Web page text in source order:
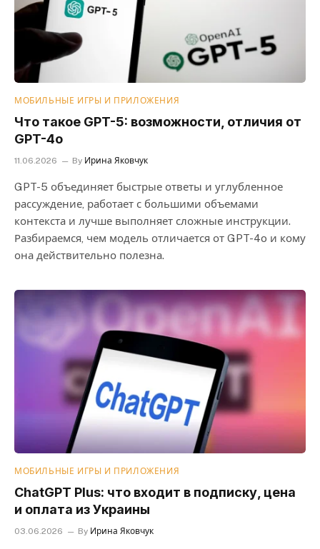
МОБИЛЬНЫЕ ИГРЫ И ПРИЛОЖЕНИЯ
Что такое GPT-5: возможности, отличия от
GPT-4o
11.06.2026 By Ирина Яковчук
GPT-5 объединяет быстрые ответы и углубленное
рассуждение, работает с большими объемами
контекста и лучше выполняет сложные инструкции.
Разбираемся, чем модель отличается от GPT-4o и кому
она действительно полезна.
МОБИЛЬНЫЕ ИГРЫ И ПРИЛОЖЕНИЯ
ChatGPT Plus: что входит в подписку, цена
и оплата из Украины
03.06.2026 By Ирина Яковчук